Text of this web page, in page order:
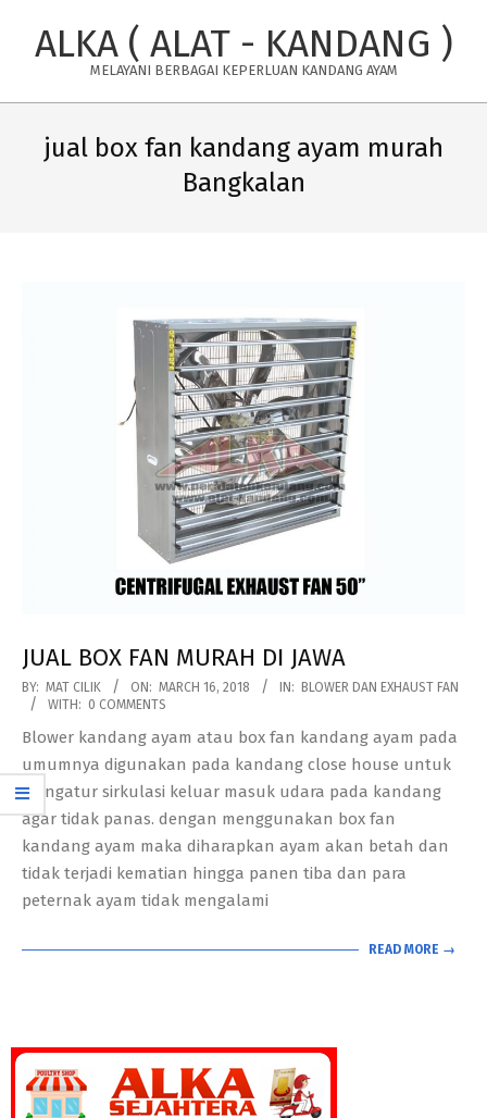
ALKA ( ALAT - KANDANG )
MELAYANI BERBAGAI KEPERLUAN KANDANG AYAM
Navigationjual box fan kandang ayam murah
Bangkalan
JUAL BOX FAN MURAH DI JAWA
2018-
03-
16
BY: MAT CILIK ON: MARCH 16, 2018 IN:
BLOWER DAN EXHAUST FAN
WITH: 0 COMMENTS
Blower kandang ayam atau box fan kandang ayam pada
umumnya digunakan pada kandang close house untuk
mengatur sirkulasi keluar masuk udara pada kandang
agar tidak panas. dengan menggunakan box fan
kandang ayam maka diharapkan ayam akan betah dan
tidak terjadi kematian hingga panen tiba dan para
peternak ayam tidak mengalami
READ MORE →